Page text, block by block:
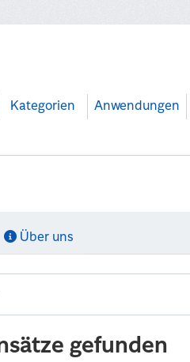
Kategorien Anwendungen
Über uns
gefunden